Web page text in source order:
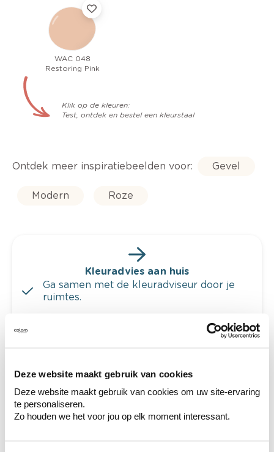
Deze website maakt gebruik van cookies
Deze website maakt gebruik van cookies om uw site-ervaring
te personaliseren.
Zo houden we het voor jou op elk moment interessant.
WAC 048
Restoring Pink
Klik op de kleuren:
Test, ontdek en bestel een kleurstaal
Ontdek meer inspiratiebeelden voor: Gevel
Modern Roze
Kleuradvies aan huis
Ga samen met de kleuradviseur door je
ruimtes.